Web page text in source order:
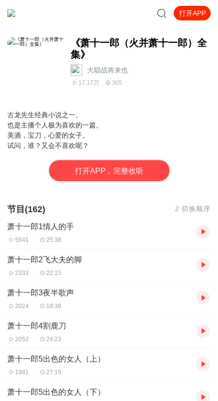
打开APP
《萧十一郎（火并萧十一郎）全
集》
大聪战将来也
17.17万 305
古龙先生经典小说之一。
也是主播个人极为喜欢的一篇。
美酒，宝刀，心爱的女子。
试问，谁？又会不喜欢呢？
打开APP，完整收听
节目(162) 切换顺序
萧十一郎1情人的手
5541 25:38
萧十一郎2飞大夫的脚
2333 22:15
萧十一郎3夜半歌声
2024 18:38
萧十一郎4割鹿刀
2052 24:23
萧十一郎5出色的女人（上）
1981 27:15
萧十一郎5出色的女人（下）